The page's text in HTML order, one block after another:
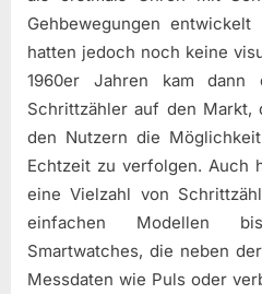
Gehbewegungen
hatten jedoch noch keine
1960er Jahren kam dann
Schrittzähler auf den Markt,
den Nutzern die
Echtzeit zu verfolgen. Auch
eine Vielzahl von
einfachen Modellen
Smartwatches, die neben
Messdaten wie Puls oder